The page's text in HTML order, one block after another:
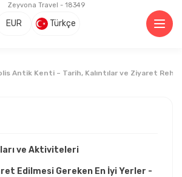
Zeyvona Travel - 18349
EUR Türkçe
Antik Kenti – Tarih, Kalıntılar ve Ziyaret
ve Aktiviteleri
Edilmesi Gereken En İyi Yerler -